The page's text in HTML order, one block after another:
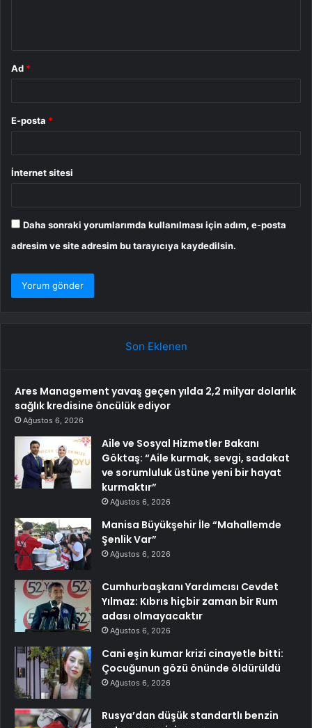
Ad *
E-posta *
İnternet sitesi
Daha sonraki yorumlarımda kullanılması için adım, e-posta
adresim ve site adresim bu tarayıcıya kaydedilsin.
Son Eklenen
Ares Management yavaş geçen yılda 2,2 milyar dolarlık
sağlık kredisine öncülük ediyor
Ağustos 6, 2026
Aile ve Sosyal Hizmetler Bakanı
Göktaş: “Aile kurmak, sevgi, sadakat
ve sorumluluk üstüne yeni bir hayat
kurmaktır”
Ağustos 6, 2026
Manisa Büyükşehir İle “Mahallemde
Şenlik Var”
Ağustos 6, 2026
Cumhurbaşkanı Yardımcısı Cevdet
Yılmaz: Kıbrıs hiçbir zaman bir Rum
adası olmayacaktır
Ağustos 6, 2026
Cani eşin kumar krizi cinayetle bitti:
Çocuğunun gözü önünde öldürüldü
Ağustos 6, 2026
Rusya’dan düşük standartlı benzin